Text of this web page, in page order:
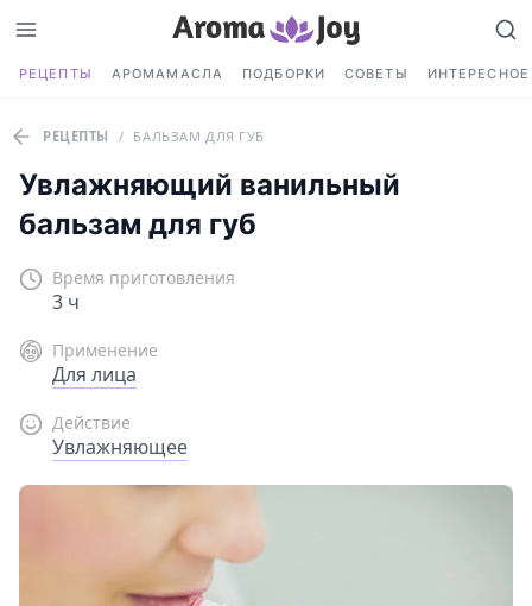
РЕЦЕПТЫ АРОМАМАСЛА ПОДБОРКИ СОВЕТЫ ИНТЕРЕСНОЕ
РЕЦЕПТЫ / БАЛЬЗАМ ДЛЯ ГУБ
Увлажняющий ванильный
бальзам для губ
Время приготовления
3 ч
Применение
Для лица
Действие
Увлажняющее